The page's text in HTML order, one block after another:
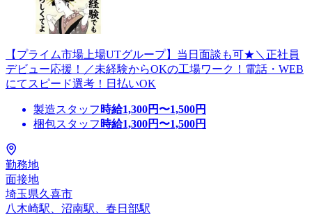
【プライム市場上場UTグループ】当日面談も可★＼正社員
デビュー応援！／未経験からOKの工場ワーク！電話・WEB
にてスピード選考！日払いOK
製造スタッフ 時給1,300円〜1,500円
梱包スタッフ 時給1,300円〜1,500円
勤務地
面接地
埼玉県久喜市
八木崎駅、沼南駅、春日部駅